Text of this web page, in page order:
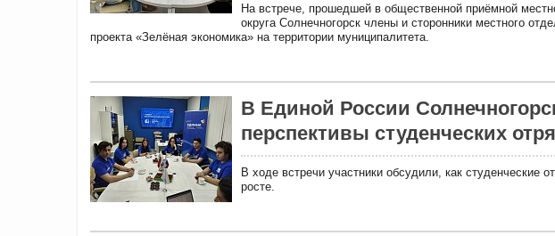
На встрече, прошедшей в общественной приёмной
округа Солнечногорск члены и сторонники местного
проекта «Зелёная экономика» на территории муниципалитета.
В Единой России
перспективы студенческих
В ходе встречи участники обсудили, как
росте.